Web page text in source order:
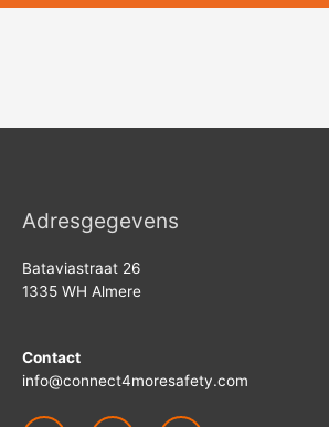
Adresgegevens
Bataviastraat 26
1335 WH Almere
Contact
info@connect4moresafety.com